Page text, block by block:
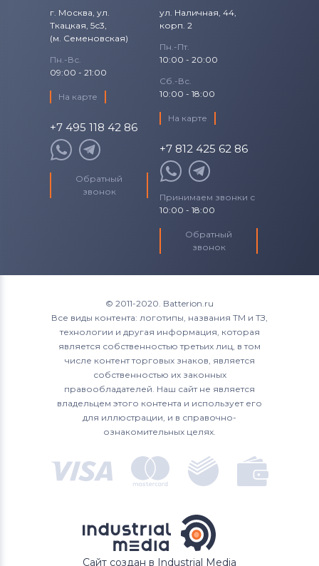
г. Москва, ул.
Ткацкая, 5с3,
(м. Семеновская)
Пн.-Вс.
09:00 - 21:00
На карте
+7 495 118 42 86
Обратный
звонок
ул. Наличная, 44,
корп. 2
Пн.-Пт.
10:00 - 20:00
Сб.-Вс.
10:00 - 18:00
На карте
+7 812 425 62 86
Принимаем звонки с
10:00 - 18:00
Обратный
звонок
© 2011-2020. Batterion.ru
Все виды контента: логотипы, названия ТМ и ТЗ,
технологии и другая информация, которая
является собственностью третьих лиц, в том
числе контент торговых знаков, является
собственностью их законных
правообладателей. Наш сайт не является
владельцем этого контента и использует его
для иллюстрации, и в справочно-
ознакомительных целях.
Сайт создан в Industrial Media